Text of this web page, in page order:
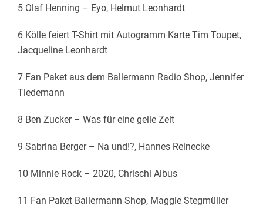
5 Olaf Henning – Eyo, Helmut Leonhardt
6 Kölle feiert T-Shirt mit Autogramm Karte Tim Toupet,
Jacqueline Leonhardt
7 Fan Paket aus dem Ballermann Radio Shop, Jennifer
Tiedemann
8 Ben Zucker – Was für eine geile Zeit
9 Sabrina Berger – Na und!?, Hannes Reinecke
10 Minnie Rock – 2020, Chrischi Albus
11 Fan Paket Ballermann Shop, Maggie Stegmüller